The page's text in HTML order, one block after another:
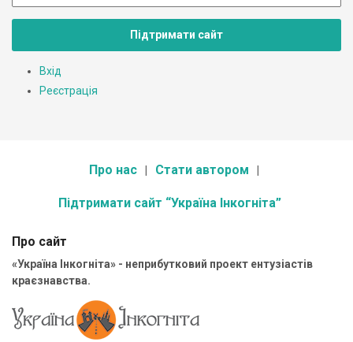
Підтримати сайт
Вхід
Реєстрація
Про нас Стати автором
Підтримати сайт “Україна Інкогніта”
Про сайт
«Україна Інкогніта» - неприбутковий проект ентузіастів
краєзнавства.